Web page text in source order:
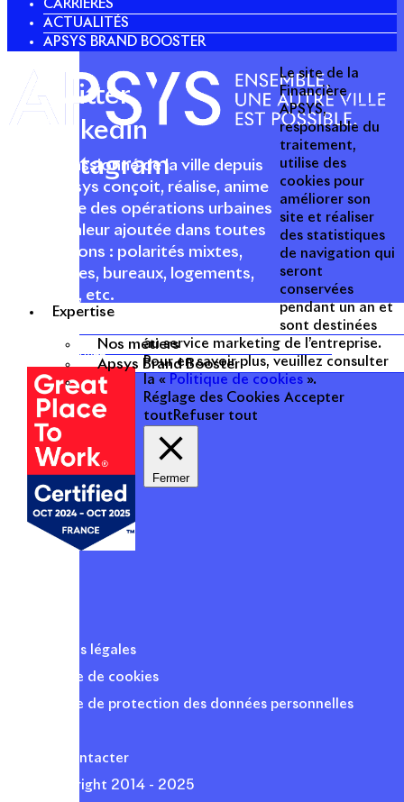
Expertise
Nos métiers
Apsys Brand Booster
CARRIÈRES
ACTUALITÉS
APSYS BRAND BOOSTER
Acteur passionné de la ville depuis
1996, Apsys conçoit, réalise, anime
et valorise des opérations urbaines
à forte valeur ajoutée dans toutes
les fonctions : polarités mixtes,
commerces, bureaux, logements,
hôtellerie, etc.
Une entreprise
certifiée
Mentions légales
Politique de cookies
Politique de protection des données personnelles
Nous contacter
© Copyright 2014 - 2025
Twitter
Linkedin
Instagram
Le site de la
Financière
APSYS,
responsable du
traitement,
utilise des
cookies pour
améliorer son
site et réaliser
des statistiques
de navigation qui
seront
conservées
pendant un an et
sont destinées
au service marketing de l’entreprise.
Pour en savoir plus, veuillez consulter
la « Politique de cookies ».
Réglage des Cookies Accepter
tout Refuser tout
Fermer